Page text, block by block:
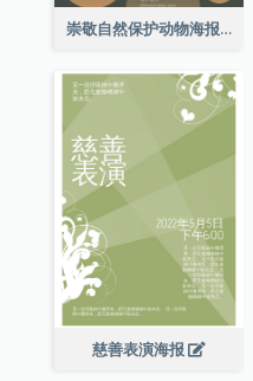
崇敬自然保护动物海报
慈善表演海报